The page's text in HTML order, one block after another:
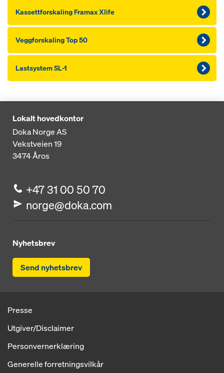
Kassettforskaling Framax Xlife
Veggforskaling Top 50
Lastsystem SL-1
Lokalt hovedkontor
Doka Norge AS
Vekstveien 19
3474Åros
+47 31 00 50 70
norge@doka.com
Nyhetsbrev
Send nyhetsbrev
Presse
Utgiver/Disclaimer
Personvernerklæring
Generelle forretningsvilkår